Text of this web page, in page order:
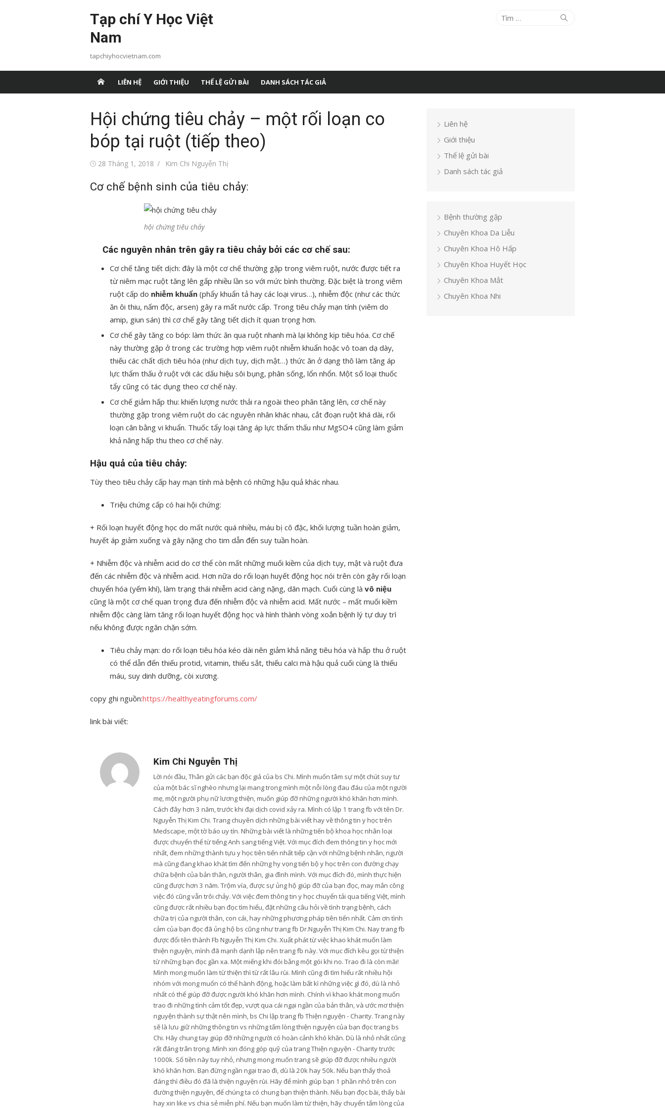
Tạp chí Y Học Việt
Nam
tapchiyhocvietnam.com
Tìm
Tìm
LIÊN HỆ GIỚI THIỆU THỂ LỆ GỬI BÀI DANH SÁCH TÁC GIẢ
Hội chứng tiêu chảy – một rối loạn co
bóp tại ruột (tiếp theo)
Đăng28 Tháng 1, 2018
Tác
Kim Chi Nguyễn Thị
Cơ chế bệnh sinh của tiêu chảy:
hội chứng tiêu chảy
Các nguyên nhân trên gây ra tiêu chảy bởi các cơ chế sau:
Cơ chế tăng tiết dịch: đây là một cơ chế thường gặp trong viêm ruột, nước được tiết ra
từ niêm mạc ruột tăng lên gấp nhiều lần so với mức bình thường. Đặc biệt là trong viêm
ruột cấp do nhiễm khuẩn (phẩy khuẩn tả hay các loại virus…), nhiễm độc (như các thức
ăn ôi thiu, nấm độc, arsen) gây ra mất nước cấp. Trong tiêu chảy mạn tính (viêm do
amip, giun sán) thì cơ chế gây tăng tiết dịch ít quan trọng hơn.
Cơ chế gây tăng co bóp: làm thức ăn qua ruột nhanh mà lại không kịp tiêu hóa. Cơ chế
này thường gặp ở trong các trường hợp viêm ruột nhiễm khuẩn hoặc vô toan dạ dày,
thiếu các chất dịch tiêu hóa (như dịch tụy, dịch mật…) thức ăn ở dạng thô làm tăng áp
lực thẩm thấu ở ruột với các dấu hiệu sôi bụng, phân sống, lổn nhổn. Một số loại thuốc
tẩy cũng có tác dụng theo cơ chế này.
Cơ chế giảm hấp thu: khiến lượng nước thải ra ngoài theo phân tăng lên, cơ chế này
thường gặp trong viêm ruột do các nguyên nhân khác nhau, cắt đoạn ruột khá dài, rối
loạn cân bằng vi khuẩn. Thuốc tẩy loại tăng áp lực thẩm thấu như MgSO4 cũng làm giảm
khả năng hấp thu theo cơ chế này.
Hậu quả của tiêu chảy:
Tùy theo tiêu chảy cấp hay mạn tính mà bệnh có những hậu quả khác nhau.
Triệu chứng cấp có hai hội chứng:
+ Rối loạn huyết động học do mất nước quá nhiều, máu bị cô đặc, khối lượng tuần hoàn giảm,
huyết áp giảm xuống và gây nặng cho tim dẫn đến suy tuần hoàn.
+ Nhiễm độc và nhiễm acid do cơ thể còn mất những muối kiềm của dịch tụy, mật và ruột đưa
đến các nhiễm độc và nhiễm acid. Hơn nữa do rối loạn huyết động học nói trên còn gây rối loạn
chuyển hóa (yếm khí), làm trạng thái nhiễm acid càng nặng, dãn mạch. Cuối cùng là vô niệu
cũng là một cơ chế quan trọng đưa đến nhiễm độc và nhiễm acid. Mất nước – mất muối kiềm
nhiễm độc càng làm tăng rối loạn huyết động học và hình thành vòng xoắn bệnh lý tự duy trì
nếu không được ngăn chặn sớm.
Tiêu chảy mạn: do rối loạn tiêu hóa kéo dài nên giảm khả năng tiêu hóa và hấp thu ở ruột
có thể dẫn đến thiếu protid, vitamin, thiếu sắt, thiếu calci mà hậu quả cuối cùng là thiếu
máu, suy dinh dưỡng, còi xương.
copy ghi nguồn:https://healthyeatingforums.com/
link bài viết:
Kim Chi Nguyễn Thị
Lời nói đầu, Thân gửi các bạn độc giả của bs Chi. Mình muốn tâm sự một chút suy tư
của một bác sĩ nghèo nhưng lại mang trong mình một nỗi lòng đau đáu của một người
mẹ, một người phụ nữ lương thiện, muốn giúp đỡ những người khó khăn hơn mình.
Cách đây hơn 3 năm, trước khi đại dịch covid xảy ra. Mình có lập 1 trang fb với tên Dr.
Nguyễn Thị Kim Chi. Trang chuyên dịch những bài viết hay về thông tin y học trên
Medscape, một tờ báo uy tín. Những bài viết là những tiến bộ khoa học nhân loại
được chuyển thể từ tiếng Anh sang tiếng Việt. Với mục đích đem thông tin y học mới
nhất, đem những thành tựu y học tiên tiến nhất tiếp cận với những bệnh nhân, người
mà cũng đang khao khát tìm đến những hy vọng tiến bộ y học trên con đường chạy
chữa bệnh của bản thân, người thân, gia đình mình. Với mục đích đó, mình thực hiện
cũng được hơn 3 năm. Trộm vía, được sự ủng hộ giúp đỡ của bạn đọc, may mắn công
việc đó cũng vẫn trôi chảy. Với việc đem thông tin y học chuyển tải qua tiếng Việt, mình
cũng được rất nhiều bạn đọc tìm hiểu, đặt những câu hỏi về tình trạng bệnh, cách
chữa trị của người thân, con cái, hay những phương pháp tiên tiến nhất. Cảm ơn tình
cảm của bạn đọc đã ủng hộ bs cũng như trang fb Dr.Nguyễn Thị Kim Chi. Nay trang fb
được đổi tên thành Fb Nguyễn Thị Kim Chi. Xuất phát từ việc khao khát muốn làm
thiện nguyện, mình đã mạnh dạnh lập nên trang fb này. Với mục đích kêu gọi từ thiện
từ những bạn đọc gần xa. Một miếng khi đói bằng một gói khi no. Trao đi là còn mãi!
Mình mong muốn làm từ thiện thì từ rất lâu rùi. Mình cũng đi tìm hiểu rất nhiều hội
nhóm với mong muốn có thể hành động, hoặc làm bất kì những việc gì đó, dù là nhỏ
nhất có thể giúp đỡ được người khó khăn hơn mình. Chính vì khao khát mong muốn
trao đi những tình cảm tốt đẹp, vượt qua cái ngại ngần của bản thân, và ước mơ thiện
nguyện thành sự thật nên mình, bs Chi lập trang fb Thiện nguyện - Charity. Trang này
sẽ là lưu giữ những thông tin vs những tấm lòng thiện nguyện của bạn đọc trang bs
Chi. Hãy chung tay giúp đỡ những người có hoàn cảnh khó khăn. Dù là nhỏ nhất cũng
rất đáng trân trọng. Mình xin đóng góp quỹ của trang Thiện nguyện - Charity trước
1000k. Số tiền này tuy nhỏ, nhưng mong muốn trang sẽ giúp đỡ được nhiều người
khó khăn hơn. Bạn đừng ngần ngại trao đi, dù là 20k hay 50k. Nếu bạn thấy thoả
đáng thì điều đó đã là thiện nguyện rùi. Hãy để mình giúp bạn 1 phần nhỏ trên con
đường thiện nguyện, để chúng ta có chung bạn thiện thành. Nếu bạn đọc bài, thấy bài
hay xin like vs chia sẻ miễn phí. Nếu bạn muốn làm từ thiện, hãy chuyển tấm lòng của
Liên hệ
Giới thiệu
Thể lệ gửi bài
Danh sách tác giả
Bệnh thường gặp
Chuyên Khoa Da Liễu
Chuyên Khoa Hô Hấp
Chuyên Khoa Huyết Học
Chuyên Khoa Mắt
Chuyên Khoa Nhi